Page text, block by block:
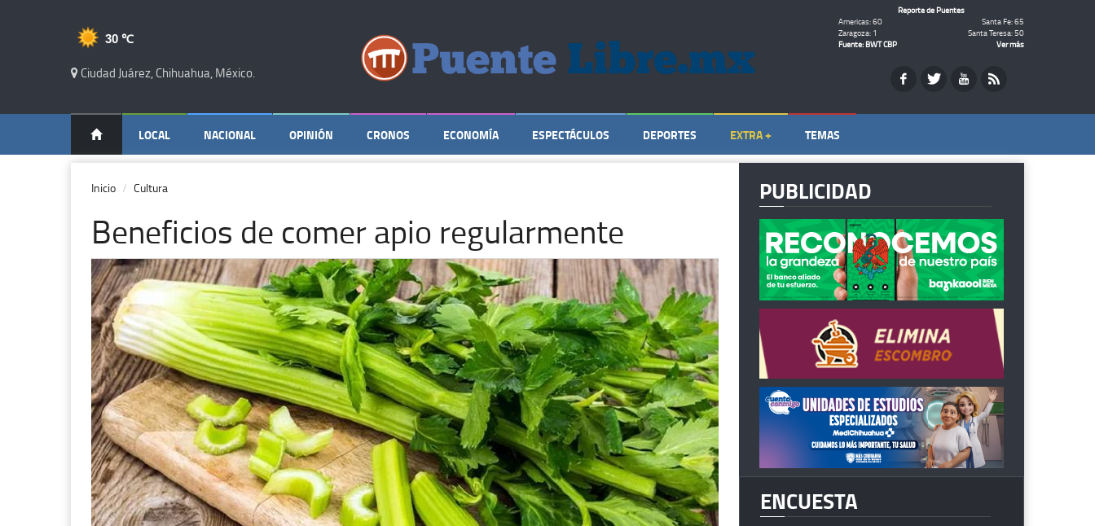
30 ℃
Ciudad Juárez, Chihuahua, México.
Reporte de Puentes
Americas: 60
Santa Fe: 65
Zaragoza: 1
Santa Teresa: 50
Fuente: BWT CBP
Ver más
LOCAL NACIONAL OPINIÓN CRONOS ECONOMÍA ESPECTÁCULOS DEPORTES EXTRA + TEMAS
Inicio Cultura
Beneficios de comer apio regularmente
PUBLICIDAD
ENCUESTA